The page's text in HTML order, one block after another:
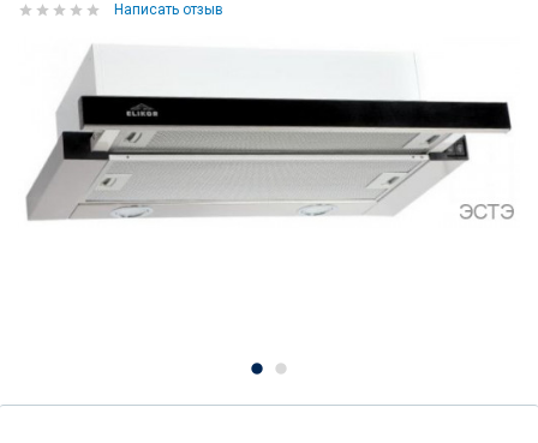
Написать отзыв